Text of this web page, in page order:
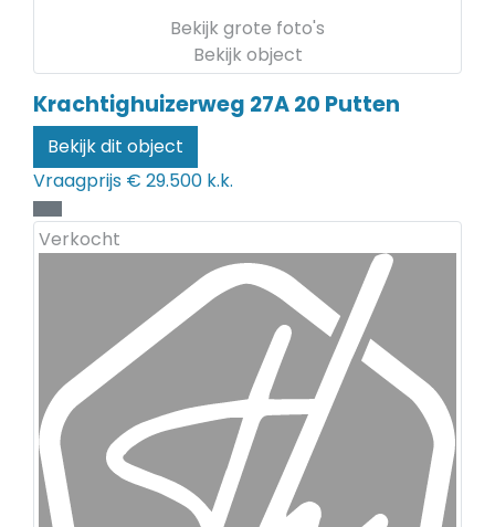
Bekijk grote foto's
Bekijk object
Krachtighuizerweg 27A 20 Putten
Bekijk dit object
Vraagprijs € 29.500 k.k.
Verkocht